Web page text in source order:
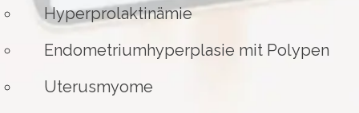
Hyperprolaktinämie
Endometriumhyperplasie mit Polypen
Uterusmyome